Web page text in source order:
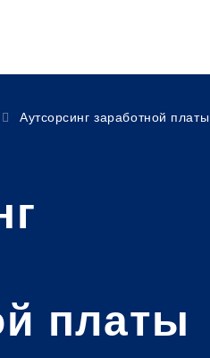
Аутсорсинг заработной платы
платы